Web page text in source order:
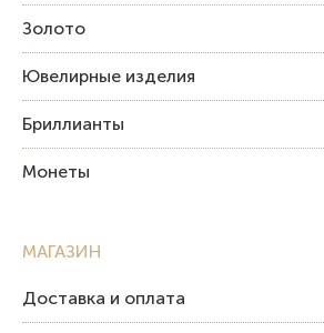
Золото
Ювелирные изделия
Бриллианты
Монеты
МАГАЗИН
Доставка и оплата